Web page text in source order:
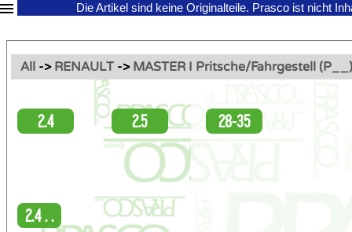
Die Artikel sind keine Originalteile. Prasco ist nicht
All -> RENAULT -> MASTER I Pritsche/Fahrgestell (P__)
2.4 2.5 28-35
2.4 . .